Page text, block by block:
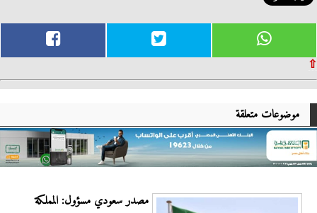
⇧
موضوعات متعلقة
مصدر سعودي مسؤول: المملكة